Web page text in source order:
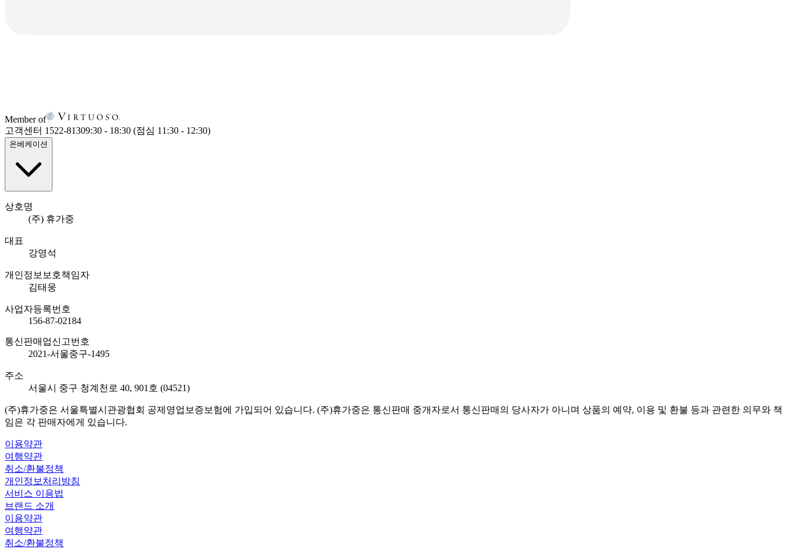
Member of
고객센터 1522-81309:30 - 18:30 (점심 11:30 - 12:30)
온베케이션
상호명
(주) 휴가중
대표
강영석
개인정보보호책임자
김태웅
사업자등록번호
156-87-02184
통신판매업신고번호
2021-서울중구-1495
주소
서울시 중구 청계천로 40, 901호 (04521)
(주)휴가중은 서울특별시관광협회 공제영업보증보험에 가입되어 있습니다. (주)휴가중은 통신판매 중개자로서 통신판매의 당사자가 아니며 상품의 예약, 이용 및 환불 등과 관련한 의무와 책
임은 각 판매자에게 있습니다.
이용약관
여행약관
취소/환불정책
개인정보처리방침
서비스 이용법
브랜드 소개
이용약관
여행약관
취소/환불정책